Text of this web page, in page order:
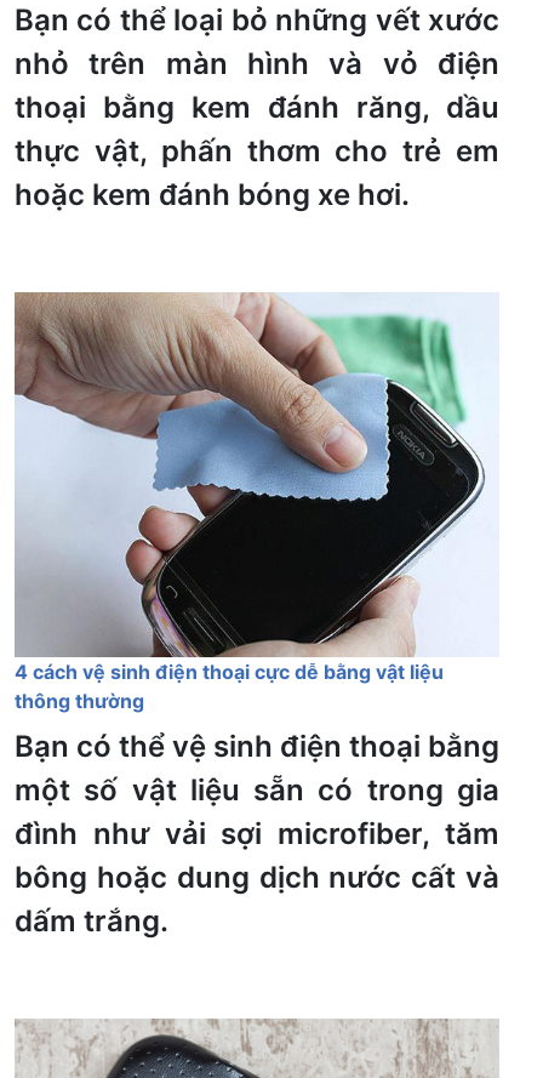
Bạn có thể loại bỏ những vết xước
nhỏ trên màn hình và vỏ điện
thoại bằng kem đánh răng, dầu
thực vật, phấn thơm cho trẻ em
hoặc kem đánh bóng xe hơi.
4 cách vệ sinh điện thoại cực dễ bằng vật liệu
thông thường
Bạn có thể vệ sinh điện thoại bằng
một số vật liệu sẵn có trong gia
đình như vải sợi microfiber, tăm
bông hoặc dung dịch nước cất và
dấm trắng.